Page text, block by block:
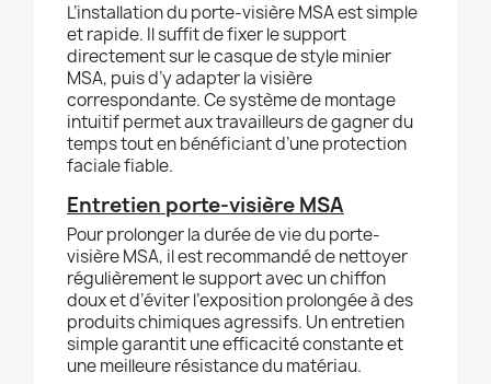
L’installation du porte-visière MSA est simple
et rapide. Il suffit de fixer le support
directement sur le casque de style minier
MSA, puis d’y adapter la visière
correspondante. Ce système de montage
intuitif permet aux travailleurs de gagner du
temps tout en bénéficiant d’une protection
faciale fiable.
Entretien porte-visière MSA
Pour prolonger la durée de vie du porte-
visière MSA, il est recommandé de nettoyer
régulièrement le support avec un chiffon
doux et d’éviter l’exposition prolongée à des
produits chimiques agressifs. Un entretien
simple garantit une efficacité constante et
une meilleure résistance du matériau.